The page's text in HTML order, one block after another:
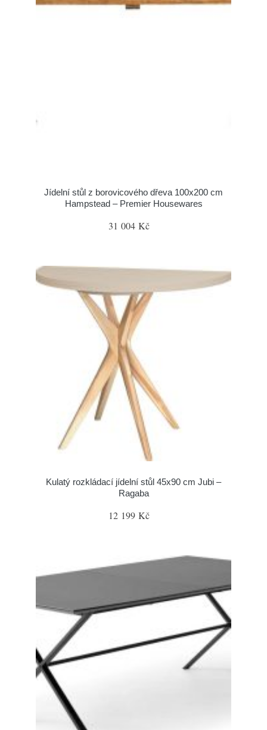
Jídelní stůl z borovicového dřeva 100x200 cm
Hampstead – Premier Housewares
31 004 Kč
Kulatý rozkládací jídelní stůl 45x90 cm Jubi –
Ragaba
12 199 Kč